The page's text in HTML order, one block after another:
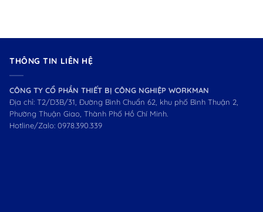
THÔNG TIN LIÊN HỆ
CÔNG TY CỔ PHẦN THIẾT BỊ CÔNG NGHIỆP WORKMAN
Địa chỉ: T2/D3B/31, Đường Bình Chuẩn 62, khu phố Bình Thuận 2,
Phường Thuận Giao, Thành Phố Hồ Chí Minh.
Hotline/Zalo: 0978.390.339